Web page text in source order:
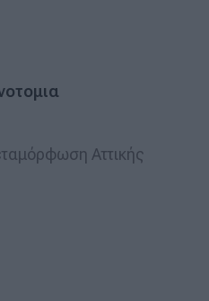
Αττικής